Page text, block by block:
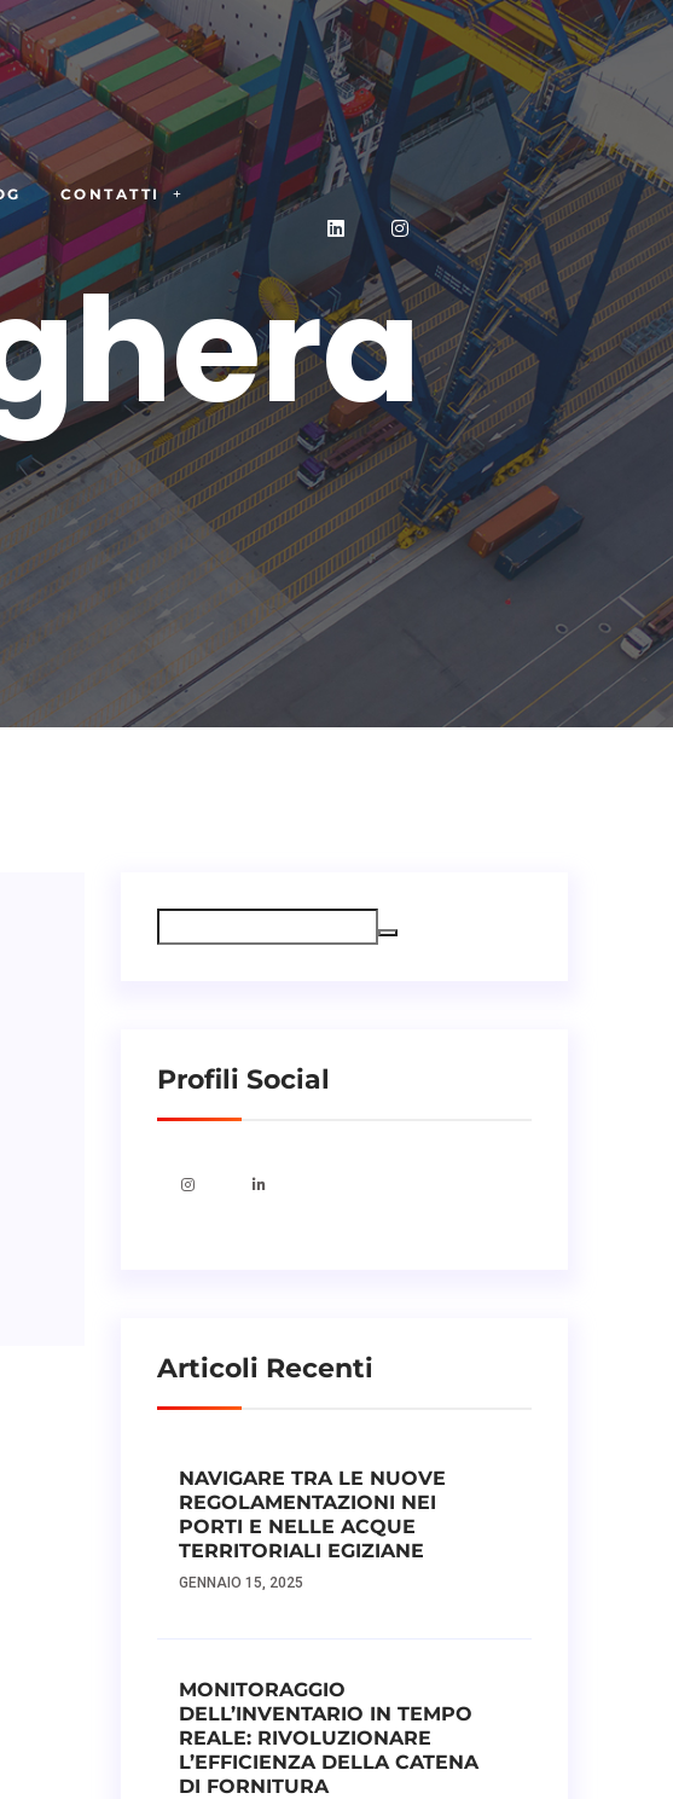
CONTATTI
Profili Social
Articoli Recenti
NAVIGARE TRA LE NUOVE
REGOLAMENTAZIONI NEI
PORTI E NELLE ACQUE
TERRITORIALI EGIZIANE
GENNAIO 15, 2025
MONITORAGGIO
DELL’INVENTARIO IN TEMPO
REALE: RIVOLUZIONARE
L’EFFICIENZA DELLA CATENA
DI FORNITURA